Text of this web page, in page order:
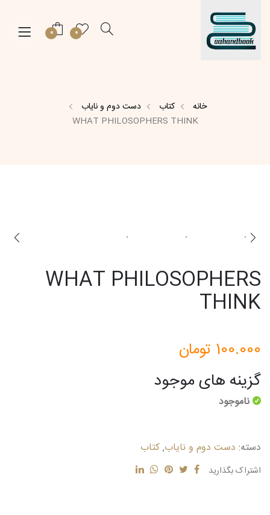
0
0
خانه کتاب
دست دوم و نایاب
WHAT PHILOSOPHERS THINK
WHAT PHILOSOPHERS
THINK
100.000 تومان
گزینه های موجود
ناموجود
دسته: دست دوم و نایاب,کتاب
اشتراک بگذارید